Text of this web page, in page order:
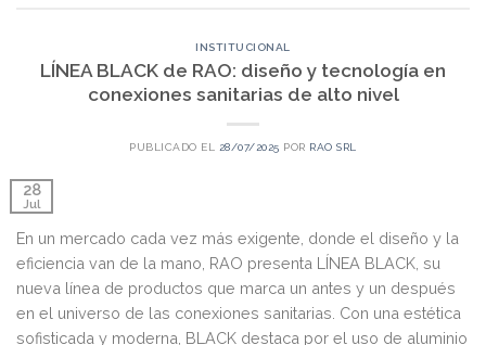
INSTITUCIONAL
LÍNEA BLACK de RAO: diseño y tecnología en
conexiones sanitarias de alto nivel
PUBLICADO EL 28/07/2025 POR RAO SRL
28
Jul
En un mercado cada vez más exigente, donde el diseño y la
eficiencia van de la mano, RAO presenta LÍNEA BLACK, su
nueva línea de productos que marca un antes y un después
en el universo de las conexiones sanitarias. Con una estética
sofisticada y moderna, BLACK destaca por el uso de aluminio